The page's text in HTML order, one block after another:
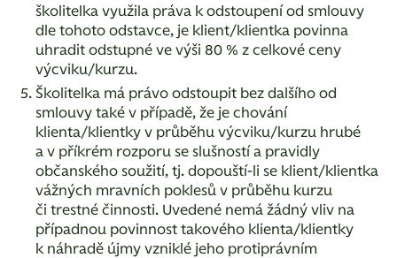
školitelka využila práva k odstoupení od smlouvy
dle tohoto odstavce, je klient/klientka povinna
uhradit odstupné ve výši 80 % z celkové ceny
výcviku/kurzu.
Školitelka má právo odstoupit bez dalšího od
smlouvy také v případě, že je chování
klienta/klientky v průběhu výcviku/kurzu hrubé
a v příkrém rozporu se slušností a pravidly
občanského soužití, tj. dopouští-li se klient/klientka
vážných mravních poklesů v průběhu kurzu
či trestné činnosti. Uvedené nemá žádný vliv na
případnou povinnost takového klienta/klientky
k náhradě újmy vzniklé jeho protiprávním